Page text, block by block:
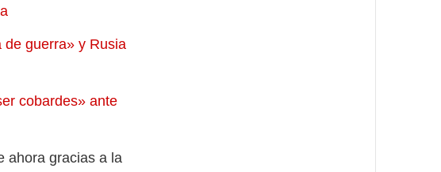
de guerra» y Rusia
cobardes» ante
gracias a la